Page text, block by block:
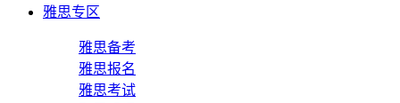
雅思专区
雅思备考
雅思报名
雅思考试